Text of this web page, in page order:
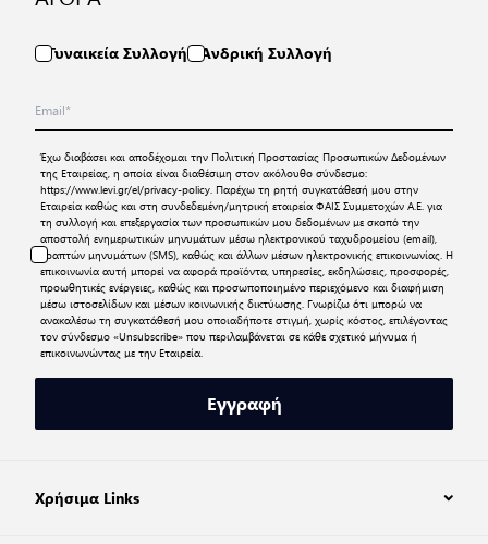
Γυναικεία Συλλογή Ανδρική Συλλογή
Έχω διαβάσει και αποδέχομαι την Πολιτική Προστασίας Προσωπικών Δεδομένων
της Εταιρείας, η οποία είναι διαθέσιμη στον ακόλουθο σύνδεσμο:
https://www.levi.gr/el/privacy-policy. Παρέχω τη ρητή συγκατάθεσή μου στην
Εταιρεία καθώς και στη συνδεδεμένη/μητρική εταιρεία ΦΑΙΣ Συμμετοχών Α.Ε. για
τη συλλογή και επεξεργασία των προσωπικών μου δεδομένων με σκοπό την
αποστολή ενημερωτικών μηνυμάτων μέσω ηλεκτρονικού ταχυδρομείου (email),
γραπτών μηνυμάτων (SMS), καθώς και άλλων μέσων ηλεκτρονικής επικοινωνίας. Η
επικοινωνία αυτή μπορεί να αφορά προϊόντα, υπηρεσίες, εκδηλώσεις, προσφορές,
προωθητικές ενέργειες, καθώς και προσωποποιημένο περιεχόμενο και διαφήμιση
μέσω ιστοσελίδων και μέσων κοινωνικής δικτύωσης. Γνωρίζω ότι μπορώ να
ανακαλέσω τη συγκατάθεσή μου οποιαδήποτε στιγμή, χωρίς κόστος, επιλέγοντας
τον σύνδεσμο «Unsubscribe» που περιλαμβάνεται σε κάθε σχετικό μήνυμα ή
επικοινωνώντας με την Εταιρεία.
Εγγραφή
Χρήσιμα Links